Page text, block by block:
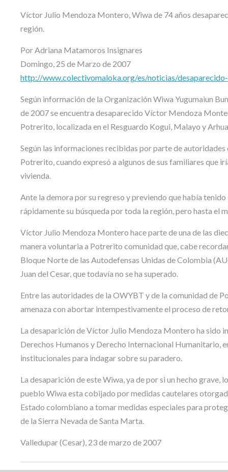
Víctor Julio Mendoza Montero, Wiwa de 74 años
región.
Por Adriana Matamoros Insignares
Domingo, 25 de Marzo de 2007
http://www.colectivomaloka.org/es/noticias/
Según información de la Organización Wiwa Yugumaiun
de 2007 se encuentra desaparecido Víctor Mendoza
Potrerito, localizada en el Resguardo Kogui, Malayo y
Según las informaciones recibidas por parte de
Potrerito, cuando expresó a algunos de sus familiares que
vivienda.
Ante la demora por su regreso y previendo que había
rápidamente su búsqueda por toda la región, pero hasta el
Víctor Julio Mendoza Montero hace parte de una de las
manera voluntaria a Potrerito comunidad que, cabe
Bloque Norte de las Autodefensas Unidas de Colombia
Juan del Cesar, que todavía no se ha superado.
Entre las autoridades de la OWYBT y de la comunidad de
amenaza con abortar intempestivamente el proceso de
La desaparición de Víctor Julio Mendoza Montero ha sido
Derechos Humanos y Derecho Internacional Humanitario,
institucionales para indagar sobre su paradero.
La desaparición de este Wiwa, ya de por si un hecho grave,
pueblo Wiwa esta cobijado por medidas cautelares
Estado colombiano a tomar medidas especiales para
de la Sierra Nevada de Santa Marta.
Valledupar (Cesar), 23 de marzo de 2007